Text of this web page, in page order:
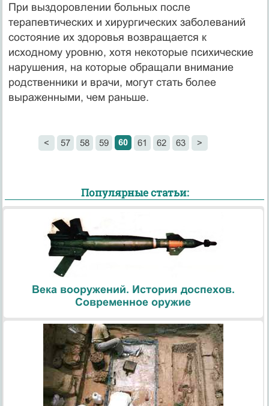
При выздоровлении больных после
терапевтических и хирургических забо­леваний
состояние их здоровья возвращается к
исходному уровню, хотя некото­рые психические
нарушения, на которые обращали внимание
родственники и врачи, могут стать более
выраженными, чем раньше.
< 57 58 59 60 61 62 63 >
Популярные статьи:
Века вооружений. История доспехов.
Современное оружие